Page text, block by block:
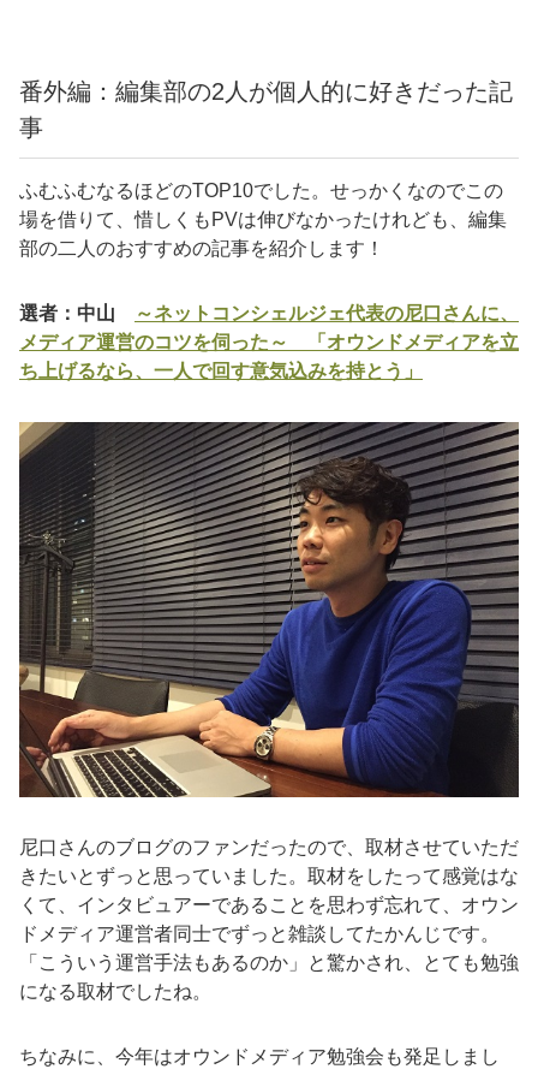
番外編：編集部の2人が個人的に好きだった記
事
ふむふむなるほどのTOP10でした。せっかくなのでこの
場を借りて、惜しくもPVは伸びなかったけれども、編集
部の二人のおすすめの記事を紹介します！
選者：中山
～ネットコンシェルジェ代表の尼口さんに、
メディア運営のコツを伺った～ 「オウンドメディアを立
ち上げるなら、一人で回す意気込みを持とう」
尼口さんのブログのファンだったので、取材させていただ
きたいとずっと思っていました。取材をしたって感覚はな
くて、インタビュアーであることを思わず忘れて、オウン
ドメディア運営者同士でずっと雑談してたかんじです。
「こういう運営手法もあるのか」と驚かされ、とても勉強
になる取材でしたね。
ちなみに、今年はオウンドメディア勉強会も発足しまし